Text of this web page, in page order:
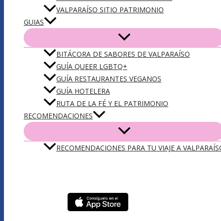
VALPARAÍSO SITIO PATRIMONIO
GUIAS
BITÁCORA DE SABORES DE VALPARAÍSO
GUÍA QUEER LGBTQ+
GUÍA RESTAURANTES VEGANOS
GUÍA HOTELERA
RUTA DE LA FÉ Y EL PATRIMONIO
RECOMENDACIONES
RECOMENDACIONES PARA TU VIAJE A